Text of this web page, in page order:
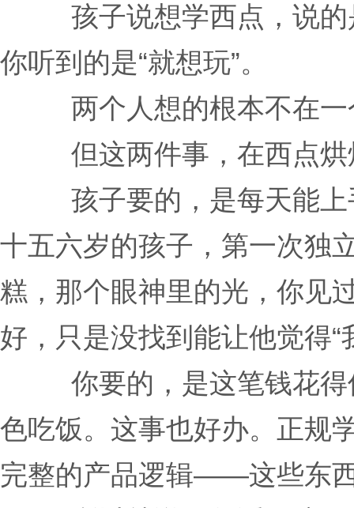
孩子说想学西点，说
你听到的是“就想玩”。
两个人想的根本不在
但这两件事，在西点
孩子要的，是每天能
十五六岁的孩子，第一次独
糕，那个眼神里的光，你
好，只是没找到能让他觉得“
你要的，是这笔钱花
色吃饭。这事也好办。正规
完整的产品逻辑——这些东